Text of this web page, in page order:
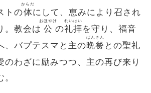
トの体
からだ
にして、恵みにより召され
。教会は 公
おほやけ
の礼拝
れいはい
を守り、福音
、バプテスマと主の晩餐
ばんさん
との聖礼
のわざに励みつつ、主の再び来り